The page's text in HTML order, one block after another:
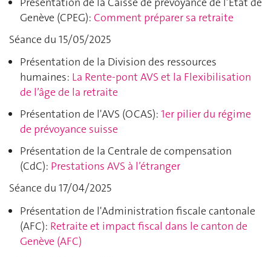
Genève (CPEG): Comment préparer sa retraite
Séance du 15/05/2025
Présentation de la Division des ressources
humaines: La Rente-pont AVS et la Flexibilisation
de l’âge de la retraite
Présentation de l'AVS (OCAS): 1er pilier du régime
de prévoyance suisse
Présentation de la Centrale de compensation
(CdC): Prestations AVS à l’étranger
Séance du 17/04/2025
Présentation de l'Administration fiscale cantonale
(AFC): Retraite et impact fiscal dans le canton de
Genève (AFC)